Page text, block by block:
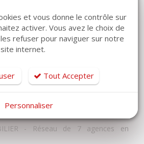
- Réseau de 7 agences en
et vous donne le contrôle sur
activer. Vous avez le choix de
refuser pour naviguer sur notre
site internet.
Tout Accepter
Personnaliser